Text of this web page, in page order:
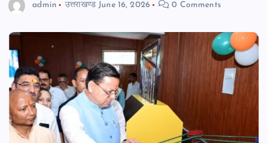
admin उत्तराखण्ड June 16, 2026 0 Comments